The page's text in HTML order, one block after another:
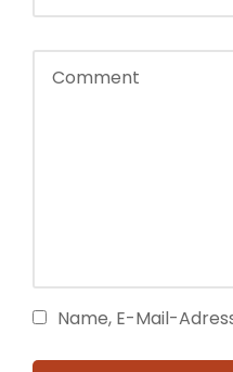
Name, E-Mail-